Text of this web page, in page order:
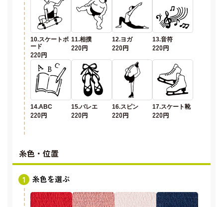
10.スケートボ
ード
220円
11.相撲
220円
12.ヨガ
220円
13.音符
220円
14.ABC
220円
15.バレエ
220円
16.スピン
220円
17.スケート靴
220円
糸色・位置
糸色を選ぶ